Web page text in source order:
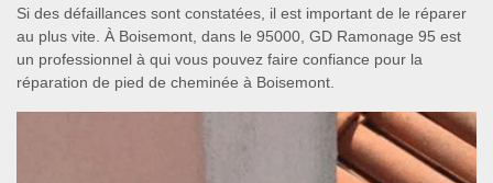
Si des défaillances sont constatées, il est important de le réparer
au plus vite. À Boisemont, dans le 95000, GD Ramonage 95 est
un professionnel à qui vous pouvez faire confiance pour la
réparation de pied de cheminée à Boisemont.